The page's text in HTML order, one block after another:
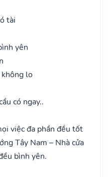
tài
yên
lo
có ngay..
việc đa phần đều tốt
Tây Nam – Nhà cửa
bình yên.